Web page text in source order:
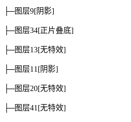
├─图层9[阴影]
├─图层34[正片叠底]
├─图层13[无特效]
├─图层11[阴影]
├─图层20[无特效]
├─图层41[无特效]